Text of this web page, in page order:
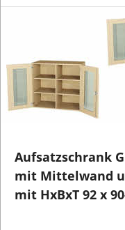
Aufsatzschrank
mit Mittelwand
mit HxBxT 92 x